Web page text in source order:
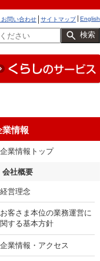
English
サイトマップ
お問い合わせ
検索
業情報
企業情報トップ
会社概要
経営理念
お客さま本位の業務運営に
関する基本方針
企業情報・アクセス